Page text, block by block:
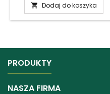
 Dodaj do koszyka
PRODUKTY
NASZA FIRMA